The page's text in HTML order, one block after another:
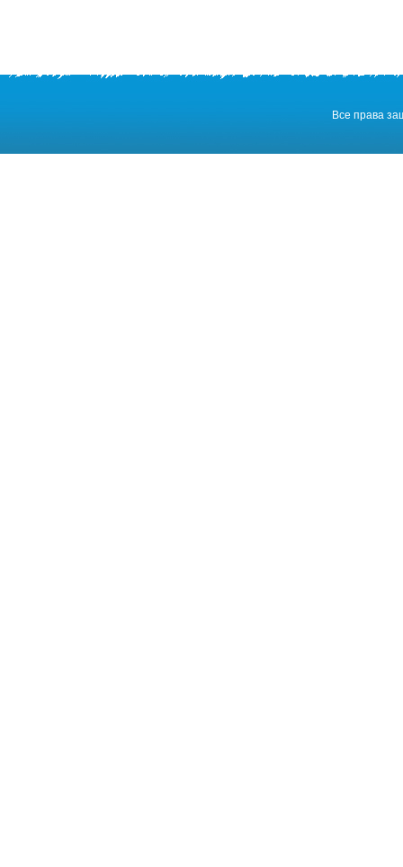
Все права